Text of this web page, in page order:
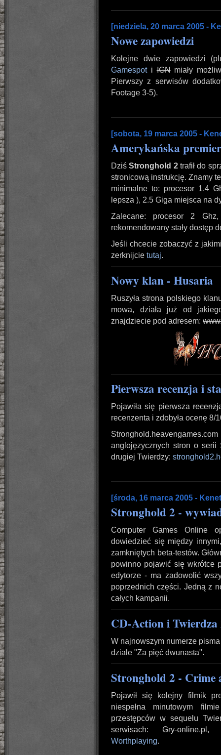
[niedziela, 20 marca 2005 -
Nowe zapowiedzi
Kolejne dwie zapowiedzi
GamespotiIGNmiały
Pierwszy z serwisów
Footage 3-5).
[sobota, 19 marca 2005 -
Amerykańska
DziśStronghold 2trafił do
stronicową instrukcję. Znamy
minimalne to: procesor 1.4
lepsza ), 2.5 Giga miejsca na
Zalecane: procesor 2
rekomendowany stały dostęp
Jeśli chcecie zobaczyć z
zerknijcie tutaj.
Nowy klan - Husaria
Ruszyła strona polskiego
mowa, działa już od
znajdziecie pod adresem:
Pierwsza recenzja i
Pojawiła się pierwsza
recenzenta i zdobyła ocenę 8/
anglojęzycznych stron o serii
drugiej Twierdzy:
[środa, 16 marca 2005 -
Stronghold 2 -
Computer Games Online
dowiedzieć się między
zamkniętych beta-testów.
powinno pojawić się wkrótce
edytorze - ma zadowolić
poprzednich części. Jedną z
całych kampanii.
CD-Action i Twierdza
W najnowszym numerze
dziale "Za pięć dwunasta".
Stronghold 2 - Crime
Pojawił się kolejny filmik
niespełna minutowym
przestępców w sequelu
serwisach:Gry-online.pl
Worthplaying.